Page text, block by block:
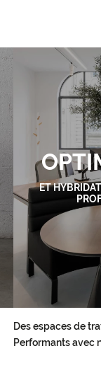
ET
Des espaces de
Performants avec